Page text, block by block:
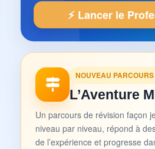
⚡ Lancer le
NOUVEAU PARCOURS
L’Aventure
Un parcours de révision façon
niveau par niveau, répond à
de l’expérience et progresse